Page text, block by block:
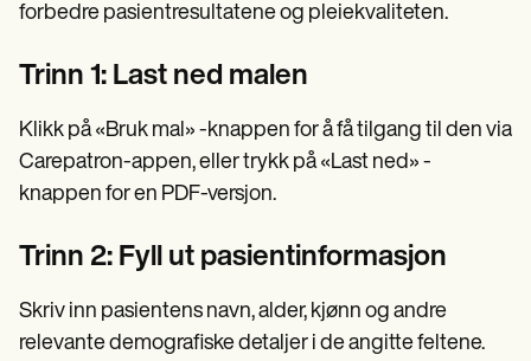
forbedre pasientresultatene og pleiekvaliteten.
Trinn 1: Last ned malen
Klikk på «Bruk mal» -knappen for å få tilgang til den via
Carepatron-appen, eller trykk på «Last ned» -
knappen for en PDF-versjon.
Trinn 2: Fyll ut pasientinformasjon
Skriv inn pasientens navn, alder, kjønn og andre
relevante demografiske detaljer i de angitte feltene.